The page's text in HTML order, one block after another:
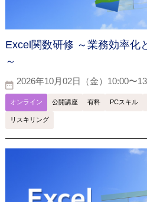
Excel関数研修 ～業務効率化
～
2026年10月02日（金）10:00〜
オンライン 公開講座 有料 PCスキル
リスキリング